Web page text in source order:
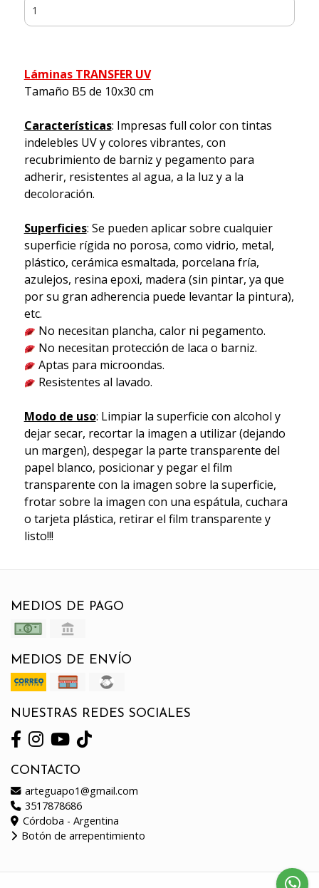
Láminas TRANSFER UV
Tamaño B5 de 10x30 cm
Características: Impresas full color con tintas
indelebles UV y colores vibrantes, con
recubrimiento de barniz y pegamento para
adherir, resistentes al agua, a la luz y a la
decoloración.
Superficies: Se pueden aplicar sobre cualquier
superficie rígida no porosa, como vidrio, metal,
plástico, cerámica esmaltada, porcelana fría,
azulejos, resina epoxi, madera (sin pintar, ya que
por su gran adherencia puede levantar la pintura),
etc.
No necesitan plancha, calor ni pegamento.
No necesitan protección de laca o barniz.
Aptas para microondas.
Resistentes al lavado.
Modo de uso: Limpiar la superficie con alcohol y
dejar secar, recortar la imagen a utilizar (dejando
un margen), despegar la parte transparente del
papel blanco, posicionar y pegar el film
transparente con la imagen sobre la superficie,
frotar sobre la imagen con una espátula, cuchara
o tarjeta plástica, retirar el film transparente y
listo!!!
MEDIOS DE PAGO
MEDIOS DE ENVÍO
NUESTRAS REDES SOCIALES
CONTACTO
arteguapo1@gmail.com
3517878686
Córdoba - Argentina
Botón de arrepentimiento